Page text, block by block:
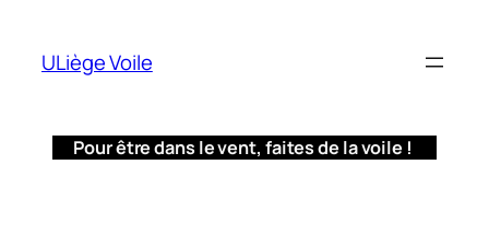
contenu
ULiège Voile
Pour être dans le vent, faites de la voile !